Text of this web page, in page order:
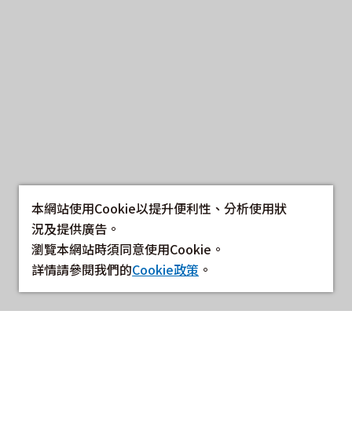
本網站使用Cookie以提升便利性、分析使用狀
況及提供廣告。
瀏覽本網站時須同意使用Cookie。
詳情請參閱我們的Cookie政策 。